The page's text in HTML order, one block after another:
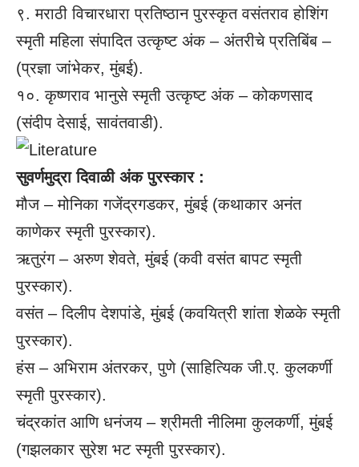
९. मराठी विचारधारा प्रतिष्ठान पुरस्कृत वसंतराव होशिंग
स्मृती महिला संपादित उत्कृष्ट अंक – अंतरीचे प्रतिबिंब –
(प्रज्ञा जांभेकर, मुंबई).
१०. कृष्णराव भानुसे स्मृती उत्कृष्ट अंक – कोकणसाद
(संदीप देसाई, सावंतवाडी).
सुवर्णमुद्रा दिवाळी अंक पुरस्कार :
मौज – मोनिका गजेंद्रगडकर, मुंबई (कथाकार अनंत
काणेकर स्मृती पुरस्कार).
ऋतुरंग – अरुण शेवते, मुंबई (कवी वसंत बापट स्मृती
पुरस्कार).
वसंत – दिलीप देशपांडे, मुंबई (कवयित्री शांता शेळके स्मृती
पुरस्कार).
हंस – अभिराम अंतरकर, पुणे (साहित्यिक जी.ए. कुलकर्णी
स्मृती पुरस्कार).
चंद्रकांत आणि धनंजय – श्रीमती नीलिमा कुलकर्णी, मुंबई
(गझलकार सुरेश भट स्मृती पुरस्कार).